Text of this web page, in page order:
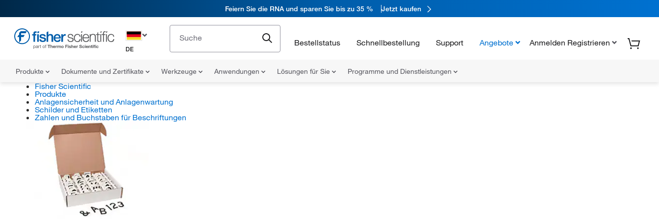
Feiern Sie die RNA und sparen Sie bis zu 35 % Jetzt kaufen
DE
Bestellstatus Schnellbestellung Support Angebote Anmelden Registrieren
Produkte Dokumente und Zertifikate Werkzeuge Anwendungen Lösungen für Sie Programme und Dienstleistungen
Fisher Scientific
Produkte
Anlagensicherheit und Anlagenwartung
Schilder und Etiketten
Zahlen und Buchstaben für Beschriftungen